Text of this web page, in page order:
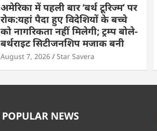
अमेरिका में पहली बार ‘बर्थ टूरिज्म’ पर
रोक:यहां पैदा हुए विदेशियों के बच्चे
को नागरिकता नहीं मिलेगी; ट्रम्प बोले-
बर्थराइट सिटीजनशिप मजाक बनी
August 7, 2026 Star Savera
POPULAR NEWS